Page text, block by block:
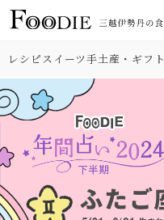
レシピスイーツ手土産・ギフト